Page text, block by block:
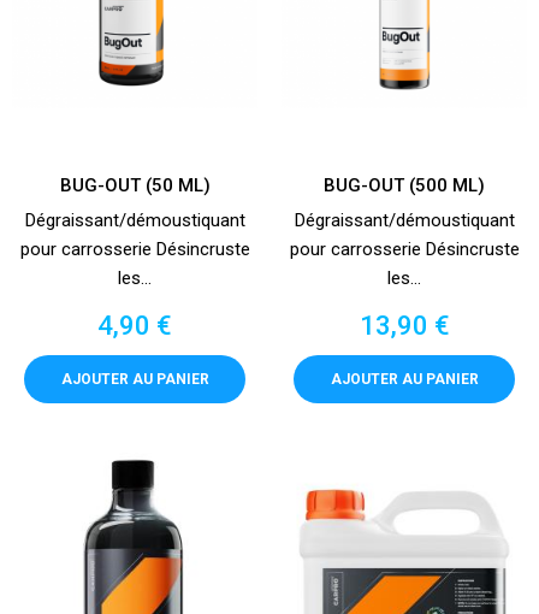
BUG-OUT (50 ML)
Dégraissant/démoustiquant
pour carrosserie Désincruste
les...
Prix
4,90 €
AJOUTER AU PANIER
BUG-OUT (500 ML)
Dégraissant/démoustiquant
pour carrosserie Désincruste
les...
Prix
13,90 €
AJOUTER AU PANIER